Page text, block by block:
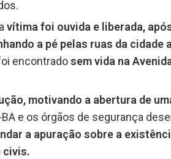
vítima foi ouvida e liberada,
a pé pelas ruas da cidade
encontradosem vida na
motivando a abertura de
e os órgãos de segurança
a apuração sobre a
civis.